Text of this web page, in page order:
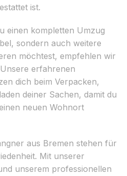
ist.
einen kompletten Umzug
sondern auch weitere
möchtest, empfehlen wir
erfahrenen
dich beim Verpacken,
deiner Sachen, damit du
neuen Wohnort
aus Bremen stehen für
Mit unserer
unserem professionellen